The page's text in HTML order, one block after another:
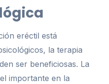
eréctil está
la terapia
ser beneficiosas. La
importante en la